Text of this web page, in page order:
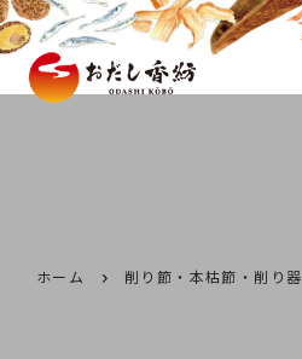
メニュー
80種類のおだし
ホーム 削り節・本枯節・削り器